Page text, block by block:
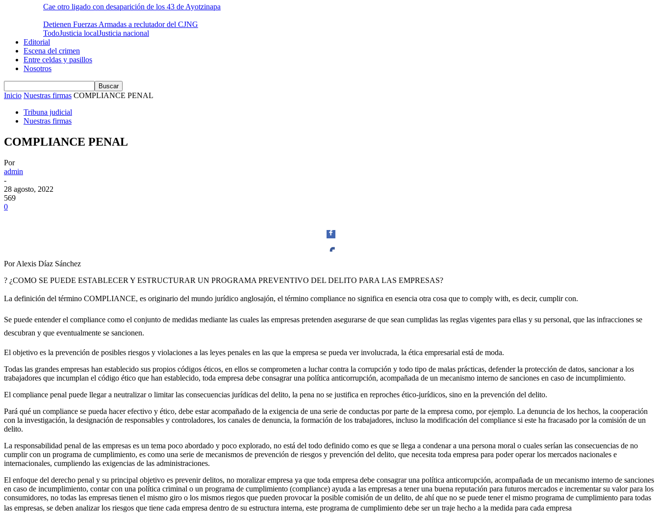
Cae otro ligado con desaparición de los 43 de Ayotzinapa
Detienen Fuerzas Armadas a reclutador del CJNG
TodoJusticia localJusticia nacional
Editorial
Escena del crimen
Entre celdas y pasillos
Nosotros
Inicio Nuestras firmas COMPLIANCE PENAL
Tribuna judicial
Nuestras firmas
COMPLIANCE PENAL
Por
admin
-
28 agosto, 2022
569
0
Whatsapp
Linkedin
Por Alexis Díaz Sánchez
? ¿COMO SE PUEDE ESTABLECER Y ESTRUCTURAR UN PROGRAMA PREVENTIVO DEL DELITO PARA LAS EMPRESAS?
La definición del término COMPLIANCE, es originario del mundo jurídico anglosajón, el término compliance no significa en esencia otra cosa que to comply with, es decir, cumplir con.
Se puede entender el compliance como el conjunto de medidas mediante las cuales las empresas pretenden asegurarse de que sean cumplidas las reglas vigentes para ellas y su personal, que las infracciones se
descubran y que eventualmente se sancionen.
El objetivo es la prevención de posibles riesgos y violaciones a las leyes penales en las que la empresa se pueda ver involucrada, la ética empresarial está de moda.
Todas las grandes empresas han establecido sus propios códigos éticos, en ellos se comprometen a luchar contra la corrupción y todo tipo de malas prácticas, defender la protección de datos, sancionar a los
trabajadores que incumplan el código ético que han establecido, toda empresa debe consagrar una política anticorrupción, acompañada de un mecanismo interno de sanciones en caso de incumplimiento.
El compliance penal puede llegar a neutralizar o limitar las consecuencias jurídicas del delito, la pena no se justifica en reproches ético-jurídicos, sino en la prevención del delito.
Pará qué un compliance se pueda hacer efectivo y ético, debe estar acompañado de la exigencia de una serie de conductas por parte de la empresa como, por ejemplo. La denuncia de los hechos, la cooperación
con la investigación, la designación de responsables y controladores, los canales de denuncia, la formación de los trabajadores, incluso la modificación del compliance si este ha fracasado por la comisión de un
delito.
La responsabilidad penal de las empresas es un tema poco abordado y poco explorado, no está del todo definido como es que se llega a condenar a una persona moral o cuales serían las consecuencias de no
cumplir con un programa de cumplimiento, es como una serie de mecanismos de prevención de riesgos y prevención del delito, que necesita toda empresa para poder operar los mercados nacionales e
internacionales, cumpliendo las exigencias de las administraciones.
El enfoque del derecho penal y su principal objetivo es prevenir delitos, no moralizar empresa ya que toda empresa debe consagrar una política anticorrupción, acompañada de un mecanismo interno de sanciones
en caso de incumplimiento, contar con una política criminal o un programa de cumplimiento (compliance) ayuda a las empresas a tener una buena reputación para futuros mercados e incrementar su valor para los
consumidores, no todas las empresas tienen el mismo giro o los mismos riegos que pueden provocar la posible comisión de un delito, de ahí que no se puede tener el mismo programa de cumplimiento para todas
las empresas, se deben analizar los riesgos que tiene cada empresa dentro de su estructura interna, este programa de cumplimiento debe ser un traje hecho a la medida para cada empresa